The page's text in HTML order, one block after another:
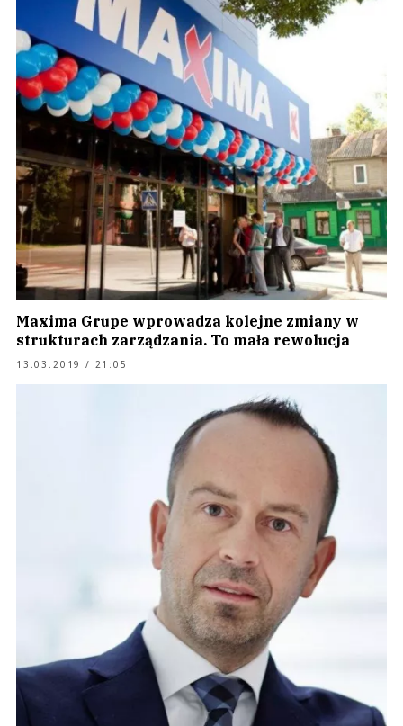
Maxima Grupe wprowadza kolejne zmiany w
strukturach zarządzania. To mała rewolucja
13.03.2019 / 21:05